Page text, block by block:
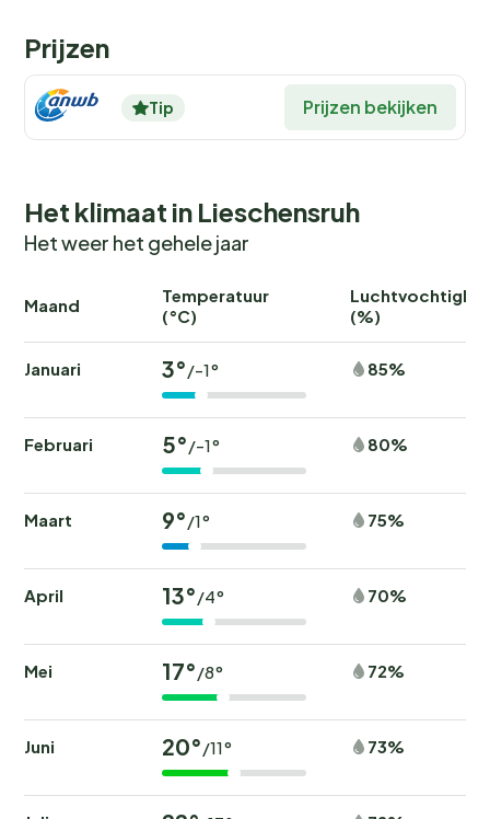
Prijzen
Tip Prijzen bekijken
Het klimaat in Lieschensruh
Het weer het gehele jaar
Maand
Temperatuur
(°C)
(%)
Januari 3° /-1° 85%
Februari 5° /-1° 80%
Maart 9° /1° 75%
April 13° /4° 70%
Mei 17° /8° 72%
Juni 20° /11° 73%